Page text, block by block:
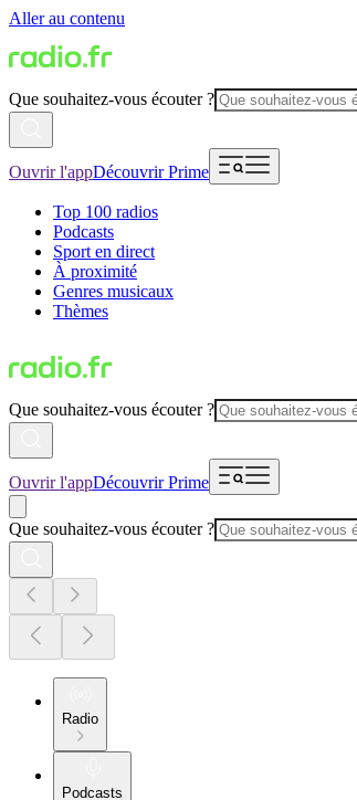
Aller au contenu
Que souhaitez-vous écouter ?
Ouvrir l'appDécouvrir Prime
Top 100 radios
Podcasts
Sport en direct
À proximité
Genres musicaux
Thèmes
Que souhaitez-vous écouter ?
Ouvrir l'appDécouvrir Prime
Que souhaitez-vous écouter ?
Radio
Podcasts